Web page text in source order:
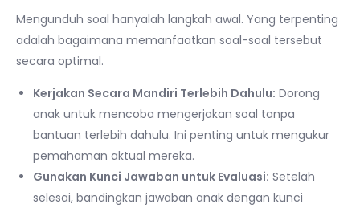
Mengunduh soal hanyalah langkah awal. Yang terpenting
adalah bagaimana memanfaatkan soal-soal tersebut
secara optimal.
Kerjakan Secara Mandiri Terlebih Dahulu: Dorong
anak untuk mencoba mengerjakan soal tanpa
bantuan terlebih dahulu. Ini penting untuk mengukur
pemahaman aktual mereka.
Gunakan Kunci Jawaban untuk Evaluasi: Setelah
selesai, bandingkan jawaban anak dengan kunci